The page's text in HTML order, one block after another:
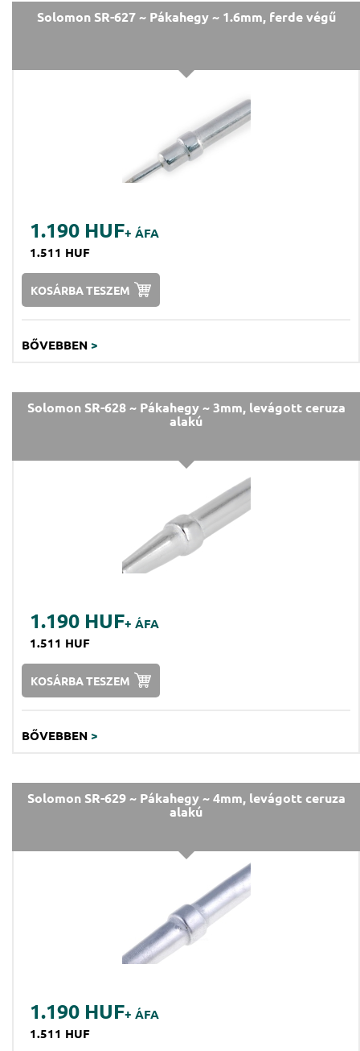
Solomon SR-627 ~ Pákahegy ~ 1.6mm, ferde végű
1.190 HUF+ ÁFA
1.511 HUF
KOSÁRBA TESZEM
BŐVEBBEN >
Solomon SR-628 ~ Pákahegy ~ 3mm, levágott ceruza
alakú
1.190 HUF+ ÁFA
1.511 HUF
KOSÁRBA TESZEM
BŐVEBBEN >
Solomon SR-629 ~ Pákahegy ~ 4mm, levágott ceruza
alakú
1.190 HUF+ ÁFA
1.511 HUF